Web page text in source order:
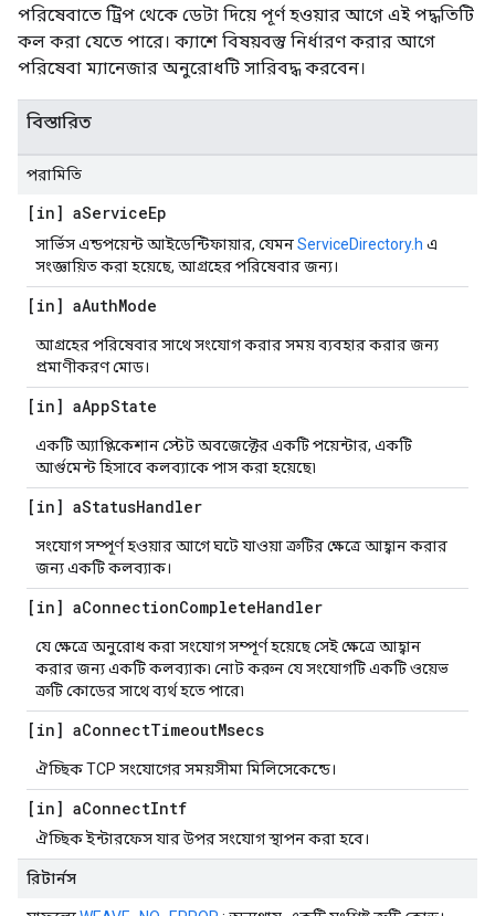
পরিষেবাতে ট্রিপ থেকে ডেটা দিয়ে পূর্ণ হওয়ার আগে এই পদ্ধতিটি
কল করা যেতে পারে। ক্যাশে বিষয়বস্তু নির্ধারণ করার আগে
পরিষেবা ম্যানেজার অনুরোধটি সারিবদ্ধ করবেন।
বিস্তারিত
পরামিতি
[in] aServiceEp
সার্ভিস এন্ডপয়েন্ট আইডেন্টিফায়ার, যেমনServiceDirectory.h এ
সংজ্ঞায়িত করা হয়েছে, আগ্রহের পরিষেবার জন্য।
[in] aAuthMode
আগ্রহের পরিষেবার সাথে সংযোগ করার সময় ব্যবহার করার জন্য
প্রমাণীকরণ মোড।
[in] aAppState
একটি অ্যাপ্লিকেশান স্টেট অবজেক্টের একটি পয়েন্টার, একটি
আর্গুমেন্ট হিসাবে কলব্যাকে পাস করা হয়েছে৷
[in] aStatusHandler
সংযোগ সম্পূর্ণ হওয়ার আগে ঘটে যাওয়া ত্রুটির ক্ষেত্রে আহ্বান করার
জন্য একটি কলব্যাক।
[in] aConnectionCompleteHandler
যে ক্ষেত্রে অনুরোধ করা সংযোগ সম্পূর্ণ হয়েছে সেই ক্ষেত্রে আহ্বান
করার জন্য একটি কলব্যাক৷ নোট করুন যে সংযোগটি একটি ওয়েভ
ত্রুটি কোডের সাথে ব্যর্থ হতে পারে৷
[in] aConnectTimeoutMsecs
ঐচ্ছিক TCP সংযোগের সময়সীমা মিলিসেকেন্ডে।
[in] aConnectIntf
ঐচ্ছিক ইন্টারফেস যার উপর সংযোগ স্থাপন করা হবে।
রিটার্নস